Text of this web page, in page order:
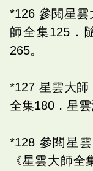
*126 參閱星雲
師全集125．
265。
*127 星雲大師
全集180．星雲
*128 參閱星
《星雲大師